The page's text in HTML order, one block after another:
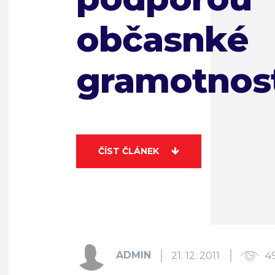
občasnké
ČÍST ČLÁNEK
ADMIN 21. 12. 2011